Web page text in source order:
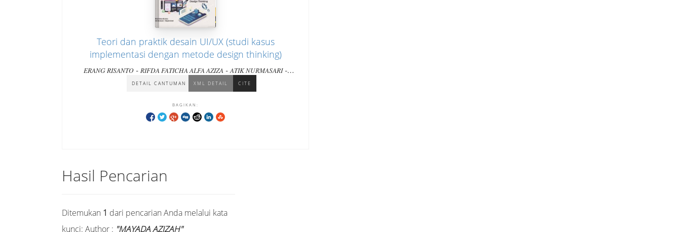
Teori dan praktik desain UI/UX (studi kasus
implementasi dengan metode design thinking)
ERANG RISANTO - RIFDA FATICHA ALFA AZIZA -ATIK NURMASARI-
DETAIL CANTUMAN XML DETAIL CITE
BAGIKAN:
Hasil Pencarian
Ditemukan 1 dari pencarian Anda melalui kata
kunci: Author : "MAYADA AZIZAH"